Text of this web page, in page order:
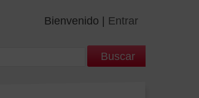
Bienvenido | Entrar